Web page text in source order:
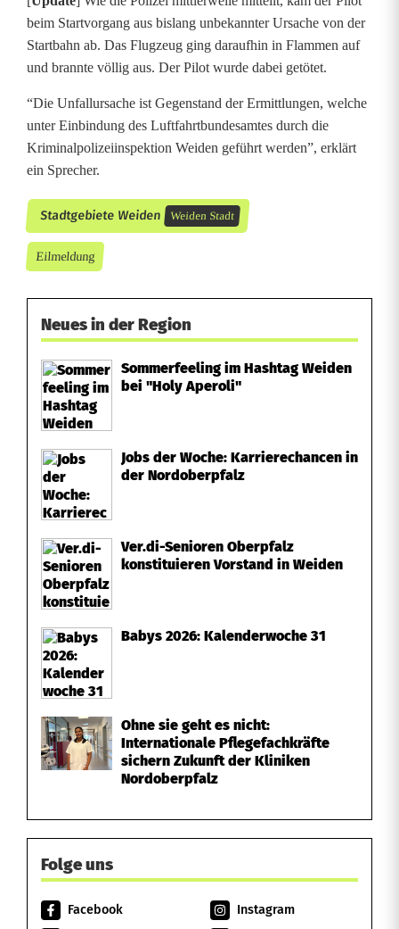
beim Startvorgang aus bislang unbekannter Ursache von der
Startbahn ab. Das Flugzeug ging daraufhin in Flammen auf
und brannte völlig aus. Der Pilot wurde dabei getötet.
“Die Unfallursache ist Gegenstand der Ermittlungen, welche
unter Einbindung des Luftfahrtbundesamtes durch die
Kriminalpolizeiinspektion Weiden geführt werden”, erklärt
ein Sprecher.
Stadtgebiete Weiden Weiden Stadt
Eilmeldung
Neues in der Region
Sommerfeeling im Hashtag Weiden
bei "Holy Aperoli"
Jobs der Woche: Karrierechancen in
der Nordoberpfalz
Ver.di-Senioren Oberpfalz
konstituieren Vorstand in Weiden
Babys 2026: Kalenderwoche 31
Ohne sie geht es nicht:
Internationale Pflegefachkräfte
sichern Zukunft der Kliniken
Nordoberpfalz
Folge uns
Facebook
Instagram